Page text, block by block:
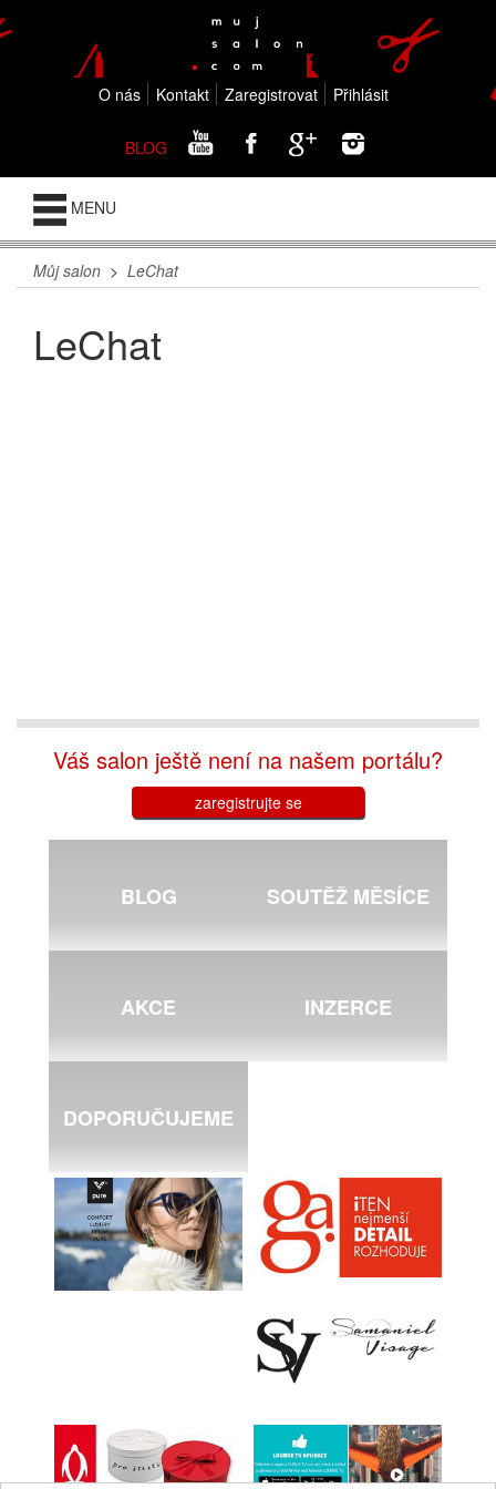
O nás Kontakt Zaregistrovat Přihlásit
BLOG
MENU
Můj salon > LeChat
LeChat
Váš salon ještě není na našem portálu?
zaregistrujte se
BLOG SOUTĚŽ MĚSÍCE
AKCE INZERCE
DOPORUČUJEME